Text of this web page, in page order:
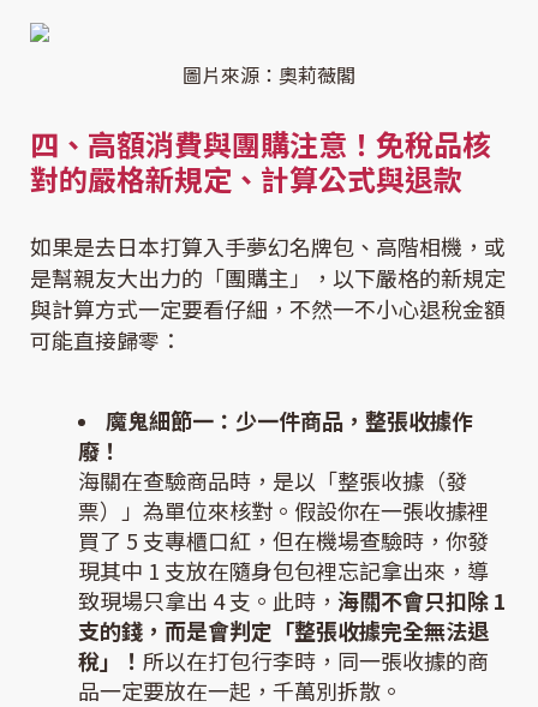
圖片來源：奧莉薇閣
四、高額消費與團購注意！免稅品核
對的嚴格新規定、計算公式與退款
如果是去日本打算入手夢幻名牌包、高階相機，或
是幫親友大出力的「團購主」，以下嚴格的新規定
與計算方式一定要看仔細，不然一不小心退稅金額
可能直接歸零：
魔鬼細節一：少一件商品，整張收據作
廢！
海關在查驗商品時，是以「整張收據（發
票）」為單位來核對。假設你在一張收據裡
買了 5 支專櫃口紅，但在機場查驗時，你發
現其中 1 支放在隨身包包裡忘記拿出來，導
致現場只拿出 4 支。此時， 海關不會只扣除 1
支的錢，而是會判定「整張收據完全無法退
稅」！ 所以在打包行李時，同一張收據的商
品一定要放在一起，千萬別拆散。